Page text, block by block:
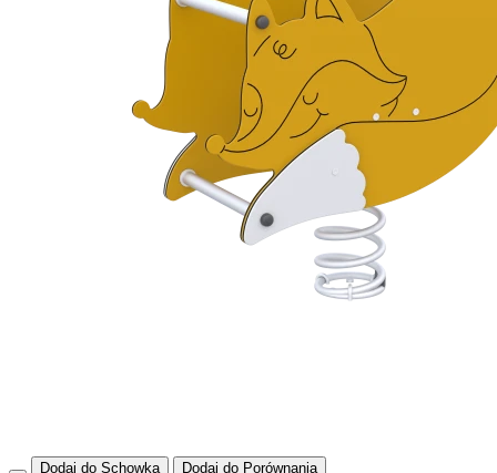
Dodaj do Schowka Dodaj do Porównania